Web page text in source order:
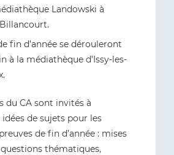
Landowski à
fin d’année se dérouleront
à la médiathèque d’Issy-les-
du CA sont invités à
de sujets pour les
de fin d’année : mises
thématiques,